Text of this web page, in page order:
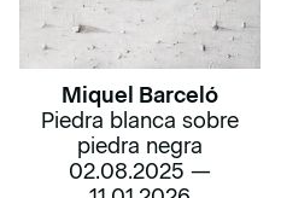
Miquel Barceló
Piedra blanca sobre
piedra negra
02.08.2025 —